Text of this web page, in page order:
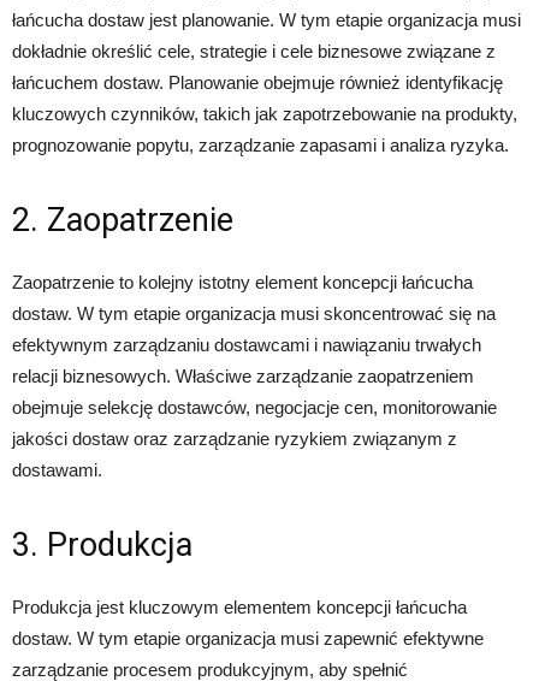
łańcucha dostaw jest planowanie. W tym etapie organizacja musi
dokładnie określić cele, strategie i cele biznesowe związane z
łańcuchem dostaw. Planowanie obejmuje również identyfikację
kluczowych czynników, takich jak zapotrzebowanie na produkty,
prognozowanie popytu, zarządzanie zapasami i analiza ryzyka.
2. Zaopatrzenie
Zaopatrzenie to kolejny istotny element koncepcji łańcucha
dostaw. W tym etapie organizacja musi skoncentrować się na
efektywnym zarządzaniu dostawcami i nawiązaniu trwałych
relacji biznesowych. Właściwe zarządzanie zaopatrzeniem
obejmuje selekcję dostawców, negocjacje cen, monitorowanie
jakości dostaw oraz zarządzanie ryzykiem związanym z
dostawami.
3. Produkcja
Produkcja jest kluczowym elementem koncepcji łańcucha
dostaw. W tym etapie organizacja musi zapewnić efektywne
zarządzanie procesem produkcyjnym, aby spełnić